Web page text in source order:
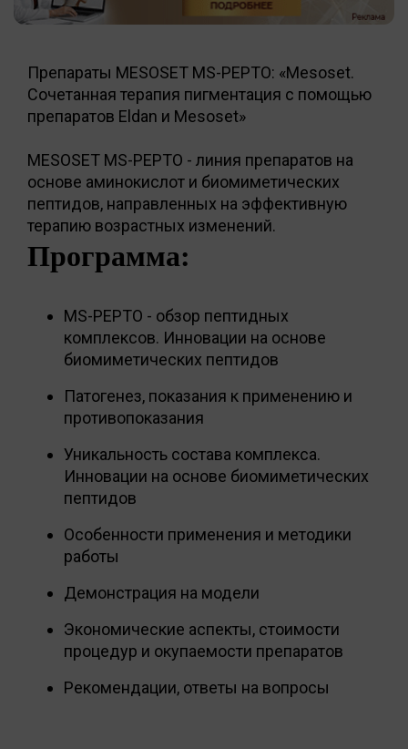
Препараты MESOSET MS-PEPTO: «Mesoset.
Сочетанная терапия пигментация с помощью
препаратов Eldan и Mesoset»
MESOSET MS-PEPTO - линия препаратов на
основе аминокислот и биомиметических
пептидов, направленных на эффективную
терапию возрастных изменений.
Программа:
MS-PEPTO - обзор пептидных
комплексов. Инновации на основе
биомиметических пептидов
Патогенез, показания к применению и
противопоказания
Уникальность состава комплекса.
Инновации на основе биомиметических
пептидов
Особенности применения и методики
работы
Демонстрация на модели
Экономические аспекты, стоимости
процедур и окупаемости препаратов
Рекомендации, ответы на вопросы